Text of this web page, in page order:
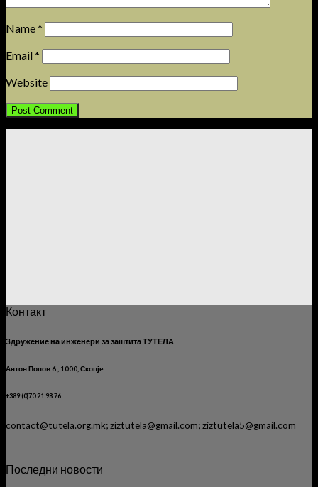
Name*
Email*
Website
Контакт
Здружение на инженери за заштита ТУТЕЛА
Антон Попов 6 , 1000, Скопје
+389 (0)70 21 98 76
contact@tutela.org.mk; ziztutela@gmail.com; ziztutela5@gmail.com
Последни новости